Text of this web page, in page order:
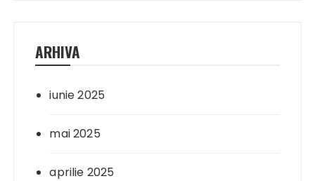
ARHIVA
iunie 2025
mai 2025
aprilie 2025